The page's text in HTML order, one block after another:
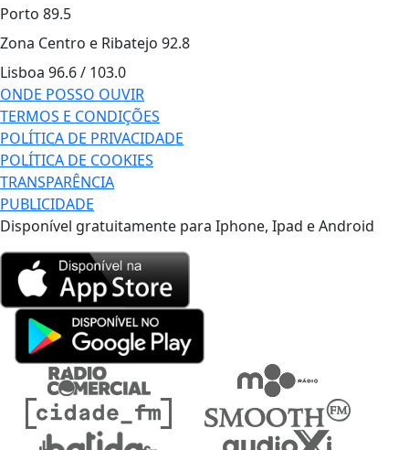
Porto 89.5
Zona Centro e Ribatejo 92.8
Lisboa 96.6 / 103.0
ONDE POSSO OUVIR
TERMOS E CONDIÇÕES
POLÍTICA DE PRIVACIDADE
POLÍTICA DE COOKIES
TRANSPARÊNCIA
PUBLICIDADE
Disponível gratuitamente para Iphone, Ipad e Android